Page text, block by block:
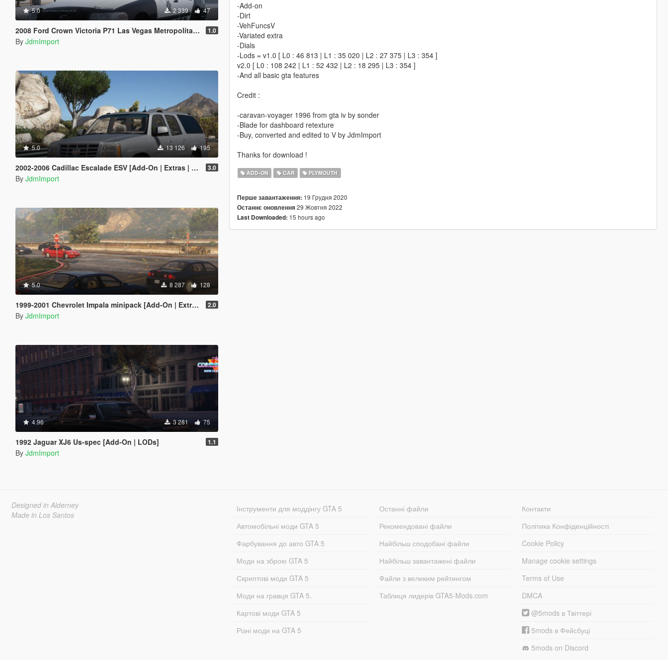
5.0 2 339 47
2008 Ford Crown Victoria P71 Las Vegas Metropolitan Police Department [ Add-On | Non-ELS | VehFuncsV | LODs | SSLA | LVMPD ] 1.0
By JdmImport
5.0 13 126 195
2002-2006 Cadillac Escalade ESV [Add-On | Extras | LODs] 3.0
By JdmImport
5.0 8 287 128
1999-2001 Chevrolet Impala minipack [Add-On | Extras | LODs] 2.0
By JdmImport
4.96 3 281 75
1992 Jaguar XJ6 Us-spec [Add-On | LODs] 1.1
By JdmImport
-Add-on
-Dirt
-VehFuncsV
-Variated extra
-Dials
-Lods = v1.0 [ L0 : 46 813 | L1 : 35 020 | L2 : 27 375 | L3 : 354 ]
v2.0 [ L0 : 108 242 | L1 : 52 432 | L2 : 18 295 | L3 : 354 ]
-And all basic gta features
Credit :
-caravan-voyager 1996 from gta iv by sonder
-Blade for dashboard retexture
-Buy, converted and edited to V by JdmImport
Thanks for download !
ADD-ON CAR PLYMOUTH
Перше завантаження: 19 Грудня 2020
Останнє оновлення29 Жовтня 2022
Last Downloaded: 15 hours ago
Designed in Alderney
Made in Los Santos
Інструменти для моддінгу GTA 5
Автомобільні моди GTA 5
Фарбування до авто GTA 5
Моди на зброю GTA 5
Скриптові моди GTA 5
Моди на гравця GTA 5.
Картові моди GTA 5
Різні моди на GTA 5
Останні файли
Рекомендовані файли
Найбільш сподобані файли
Найбільш завантажені файли
Файли з великим рейтингом
Таблиця лидерів GTA5-Mods.com
Контакти
Політика Конфіденційності
Cookie Policy
Manage cookie settings
Terms of Use
DMCA
@5mods в Твіттері
5mods в Фейсбуці
5mods on Discord